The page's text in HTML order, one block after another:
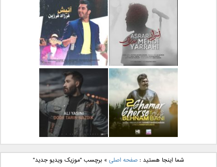
دانلود آهنگ جدید رضا
بهرام بنام نگار
دانلود آهنگ جدید علی
لهراسبی بنام صورت
دانلود آهنگ جدید مهدی
یراحی بنام اسرار
دانلود آهنگ جدید فرزاد
فرزین بنام آتیش
دانلود آهنگ جدید بهنام
بانی بنام قرص قمر 2
دانلود آهنگ جدید علی
یاسینی بنام دورترین نزدیک
شما اینجا هستید :صفحه اصلی »برچسب "موزیک ویدیو جدید"